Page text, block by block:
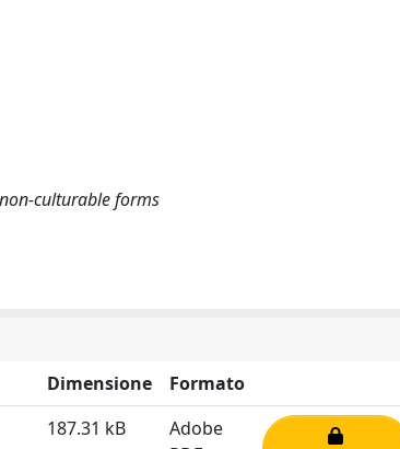
forms
Dimensione
Formato
187.31 kB
Adobe